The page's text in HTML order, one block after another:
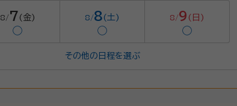
8/7 (金)
◯
8/8(土)
◯
8/9 (日)
◯
その他の日程を選ぶ